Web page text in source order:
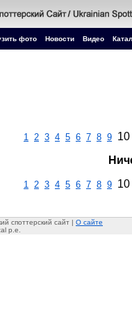
фото Новости Видео
1 2 3 4 5 6 7 8 9 10
1 2 3 4 5 6 7 8 9 10
споттерский сайт | О сайте
p.e.